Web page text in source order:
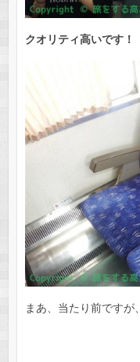
クオリティ高いです！
まあ、当たり前ですが、